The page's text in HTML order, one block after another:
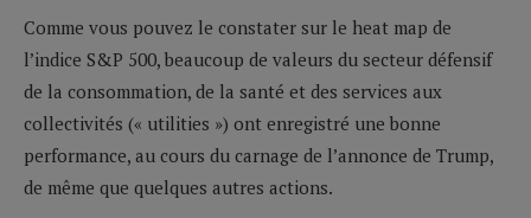
Comme vous pouvez le constater sur le heat map de
l’indice S&P 500, beaucoup de valeurs du secteur défensif
de la consommation, de la santé et des services aux
collectivités (« utilities ») ont enregistré une bonne
performance, au cours du carnage de l’annonce de Trump,
de même que quelques autres actions.